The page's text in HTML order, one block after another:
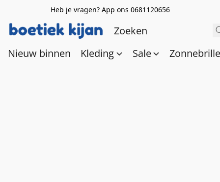
Heb je vragen? App ons 0681120656
Nieuw binnen Kleding Sale